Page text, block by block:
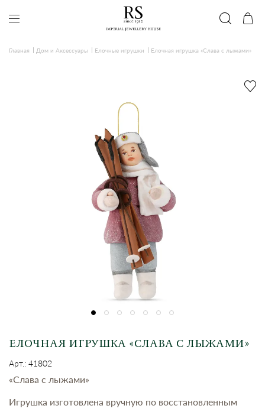
Главная Дом и Аксессуары Елочные игрушки Елочная игрушка «Слава с лыжами»
ЕЛОЧНАЯ ИГРУШКА «СЛАВА С ЛЫЖАМИ»
Арт.: 41802
«Слава с лыжами»
Игрушка изготовлена вручную по восстановленным